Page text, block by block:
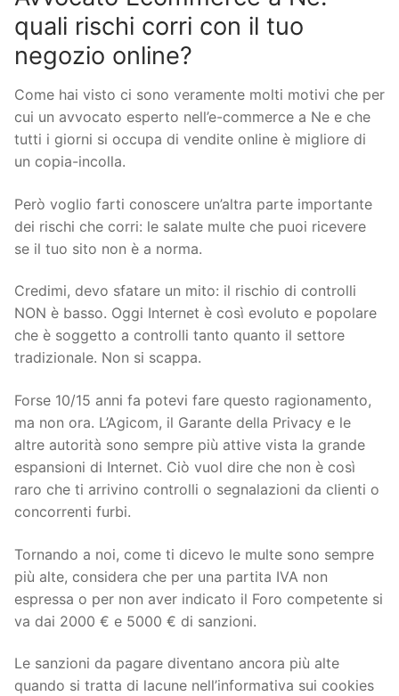
quali rischi corri con il tuo
negozio online?
Come hai visto ci sono veramente molti motivi che per
cui un avvocato esperto nell’e-commerce a Ne e che
tutti i giorni si occupa di vendite online è migliore di
un copia-incolla.
Però voglio farti conoscere un’altra parte importante
dei rischi che corri: le salate multe che puoi ricevere
se il tuo sito non è a norma.
Credimi, devo sfatare un mito: il rischio di controlli
NON è basso. Oggi Internet è così evoluto e popolare
che è soggetto a controlli tanto quanto il settore
tradizionale. Non si scappa.
Forse 10/15 anni fa potevi fare questo ragionamento,
ma non ora. L’Agicom, il Garante della Privacy e le
altre autorità sono sempre più attive vista la grande
espansioni di Internet. Ciò vuol dire che non è così
raro che ti arrivino controlli o segnalazioni da clienti o
concorrenti furbi.
Tornando a noi, come ti dicevo le multe sono sempre
più alte, considera che per una partita IVA non
espressa o per non aver indicato il Foro competente si
va dai 2000 € e 5000 € di sanzioni.
Le sanzioni da pagare diventano ancora più alte
quando si tratta di lacune nell’informativa sui cookies